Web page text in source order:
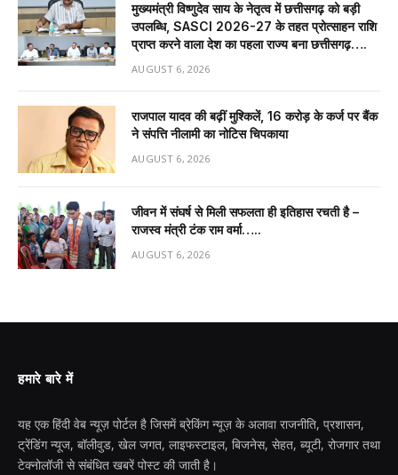
मुख्यमंत्री विष्णुदेव साय के नेतृत्व में छत्तीसगढ़ को बड़ी
उपलब्धि, SASCI 2026-27 के तहत प्रोत्साहन राशि
प्राप्त करने वाला देश का पहला राज्य बना छत्तीसगढ़….
AUGUST 6, 2026
राजपाल यादव की बढ़ीं मुश्किलें, ₹16 करोड़ के कर्ज पर बैंक
ने संपत्ति नीलामी का नोटिस चिपकाया
AUGUST 6, 2026
जीवन में संघर्ष से मिली सफलता ही इतिहास रचती है –
राजस्व मंत्री टंक राम वर्मा…..
AUGUST 6, 2026
हमारे बारे में
यह एक हिंदी वेब न्यूज़ पोर्टल है जिसमें ब्रेकिंग न्यूज़ के अलावा राजनीति, प्रशासन,
ट्रेंडिंग न्यूज, बॉलीवुड, खेल जगत, लाइफस्टाइल, बिजनेस, सेहत, ब्यूटी, रोजगार तथा
टेक्नोलॉजी से संबंधित खबरें पोस्ट की जाती है।